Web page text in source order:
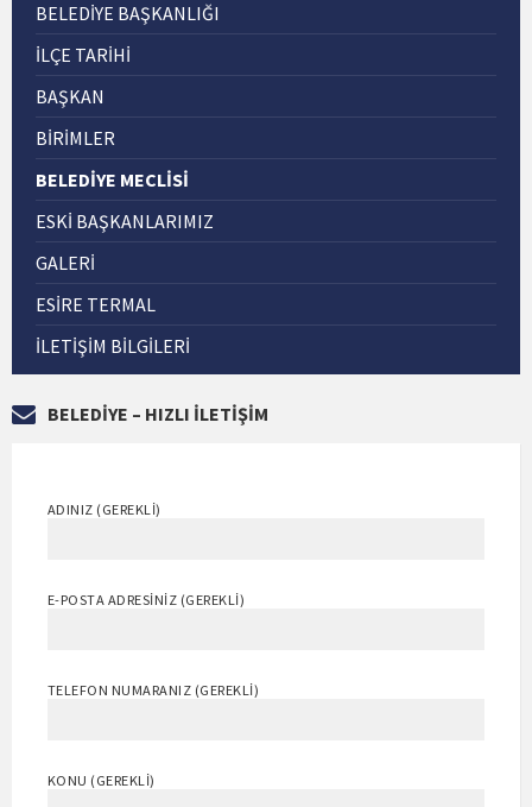
BELEDIYE BAŞKANLIĞI
İLÇE TARIHI
BAŞKAN
BIRIMLER
BELEDİYE MECLİSİ
ESKI BAŞKANLARIMIZ
GALERİ
ESİRE TERMAL
İLETIŞIM BILGILERI
BELEDİYE – HIZLI İLETİŞİM
ADINIZ (GEREKLI)
E-POSTA ADRESINIZ (GEREKLI)
TELEFON NUMARANIZ (GEREKLI)
KONU (GEREKLI)